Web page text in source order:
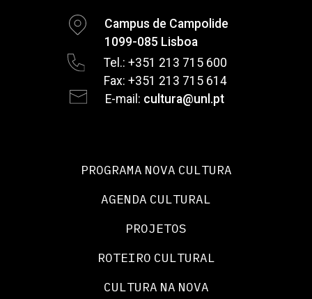
Campus de Campolide
1099-085 Lisboa
Tel.: +351 213 715 600
Fax: +351 213 715 614
E-mail: cultura@unl.pt
PROGRAMA NOVA CULTURA
AGENDA CULTURAL
PROJETOS
ROTEIRO CULTURAL
CULTURA NA NOVA